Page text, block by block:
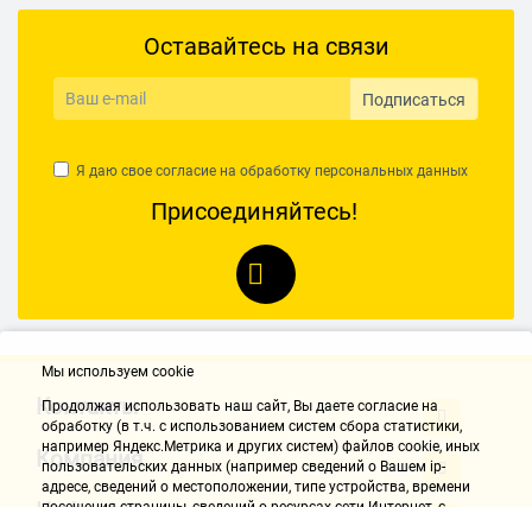
Оставайтесь на связи
Подписаться
Я даю свое согласие на обработку персональных данных
Присоединяйтесь!
Контакты
Компания
Мы используем cookie
Продолжая использовать наш cайт, Вы даете согласие на
обработку (в т.ч. с использованием систем сбора статистики,
например Яндекс.Метрика и других систем) файлов cookie, иных
пользовательских данных (например сведений о Вашем ip-
адресе, сведений о местоположении, типе устройства, времени